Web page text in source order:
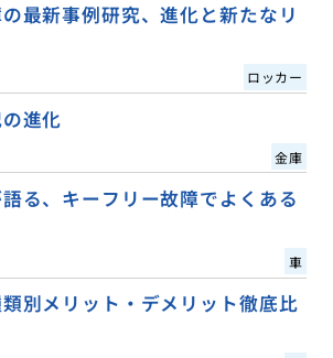
最新事例研究、進化と新たなリ
ロッカー
進化
金庫
る、キーフリー故障でよくある
車
別メリット・デメリット徹底比